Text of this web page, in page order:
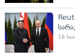
16